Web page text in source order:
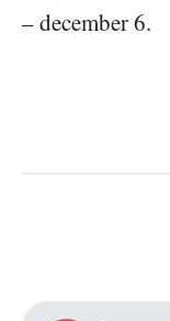
– december 6.